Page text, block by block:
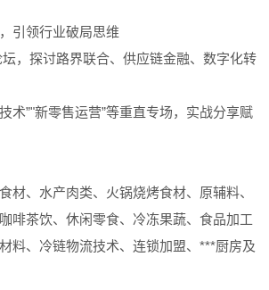
引领行业破局思维
，探讨路界联合、供应链金融、数字化转
术”"新零售运营”等重直专场，实战分享赋
材、水产肉类、火锅烧烤食材、原辅料、
啡茶饮、休闲零食、冷冻果蔬、食品加工
料、冷链物流技术、连锁加盟、***厨房及